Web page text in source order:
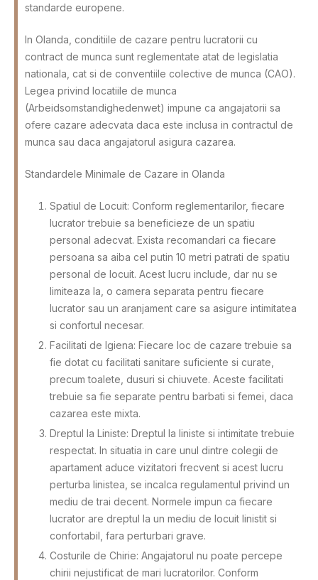
standarde europene.
In Olanda, conditiile de cazare pentru lucratorii cu
contract de munca sunt reglementate atat de legislatia
nationala, cat si de conventiile colective de munca (CAO).
Legea privind locatiile de munca
(Arbeidsomstandighedenwet) impune ca angajatorii sa
ofere cazare adecvata daca este inclusa in contractul de
munca sau daca angajatorul asigura cazarea.
Standardele Minimale de Cazare in Olanda
Spatiul de Locuit: Conform reglementarilor, fiecare
lucrator trebuie sa beneficieze de un spatiu
personal adecvat. Exista recomandari ca fiecare
persoana sa aiba cel putin 10 metri patrati de spatiu
personal de locuit. Acest lucru include, dar nu se
limiteaza la, o camera separata pentru fiecare
lucrator sau un aranjament care sa asigure intimitatea
si confortul necesar.
Facilitati de Igiena: Fiecare loc de cazare trebuie sa
fie dotat cu facilitati sanitare suficiente si curate,
precum toalete, dusuri si chiuvete. Aceste facilitati
trebuie sa fie separate pentru barbati si femei, daca
cazarea este mixta.
Dreptul la Liniste: Dreptul la liniste si intimitate trebuie
respectat. In situatia in care unul dintre colegii de
apartament aduce vizitatori frecvent si acest lucru
perturba linistea, se incalca regulamentul privind un
mediu de trai decent. Normele impun ca fiecare
lucrator are dreptul la un mediu de locuit linistit si
confortabil, fara perturbari grave.
Costurile de Chirie: Angajatorul nu poate percepe
chirii nejustificat de mari lucratorilor. Conform